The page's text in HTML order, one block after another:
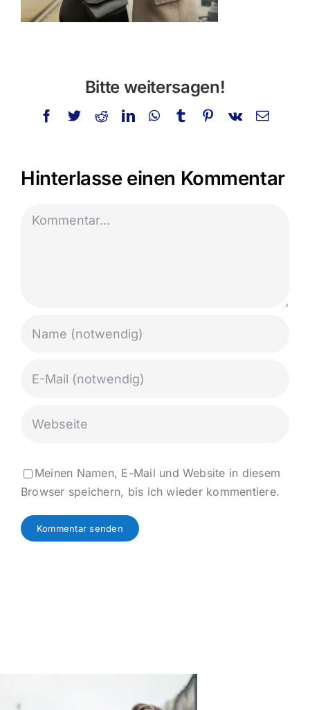
Bitte weitersagen!
Facebook
TwitterRedditLinkedInWhatsApp
TumblrPinterest
Vk
E-
Hinterlasse einen Kommentar
Kommentar
Meinen Namen, E-Mail und Website in diesem
Browser speichern, bis ich wieder kommentiere.